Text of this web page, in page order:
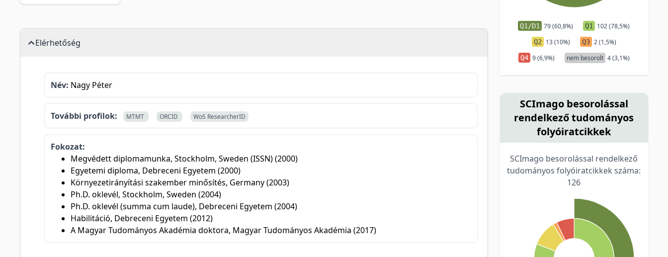
Elérhetőség
Név: Nagy Péter
További profilok: MTMT ORCID WoS ResearcherID
Fokozat:
Megvédett diplomamunka, Stockholm, Sweden (ISSN) (2000)
Egyetemi diploma, Debreceni Egyetem (2000)
Környezetirányítási szakember minősítés, Germany (2003)
Ph.D. oklevél, Stockholm, Sweden (2004)
Ph.D. oklevél (summa cum laude), Debreceni Egyetem (2004)
Habilitáció, Debreceni Egyetem (2012)
A Magyar Tudományos Akadémia doktora, Magyar Tudományos Akadémia (2017)
Q1/D1 79 (60,8%) Q1 102 (78,5%)
Q2 13 (10%) Q3 2 (1,5%)
Q4 9 (6,9%) nem besorolt 4 (3,1%)
SCImago besorolással
rendelkező tudományos
folyóiratcikkek
SCImago besorolással rendelkező
tudományos folyóiratcikkek száma:
126